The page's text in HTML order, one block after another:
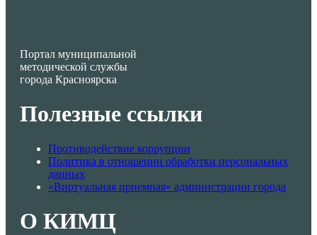
Портал муниципальной
методической службы
города Красноярска
Полезные ссылки
Противодействие коррупции
Политика в отношении обработки персональных
данных
«Виртуальная приемная» администрации города
О КИМЦ